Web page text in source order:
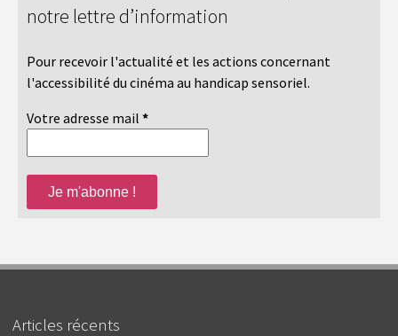
notre lettre d’information
Pour recevoir l'actualité et les actions concernant
l'accessibilité du cinéma au handicap sensoriel.
Votre adresse mail *
Articles récents